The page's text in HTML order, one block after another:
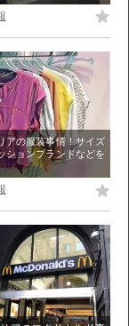
アの服装事情！サイズ
ションブランドなどを